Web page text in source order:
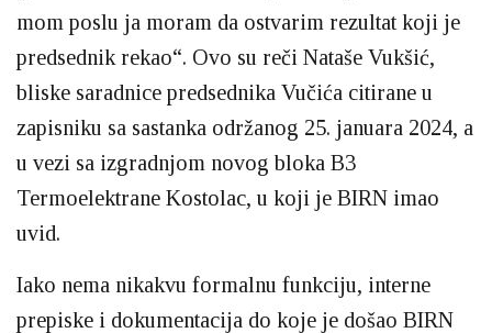
mom poslu ja moram da ostvarim rezultat koji je
predsednik rekao“. Ovo su reči Nataše Vukšić,
bliske saradnice predsednika Vučića citirane u
zapisniku sa sastanka održanog 25. januara 2024, a
u vezi sa izgradnjom novog bloka B3
Termoelektrane Kostolac, u koji je BIRN imao
uvid.
Iako nema nikakvu formalnu funkciju, interne
prepiske i dokumentacija do koje je došao BIRN